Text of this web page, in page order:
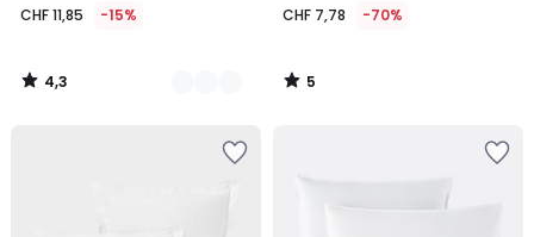
CHF 11,85 -15%
4,3
/
CHF 7,78 -70%
5
/